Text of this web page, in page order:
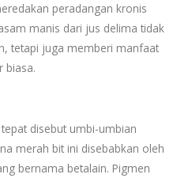
peradangan kronis
manis dari jus delima tidak
tetapi juga memberi manfaat
biasa.
disebut umbi-umbian
merah bit ini disebabkan oleh
bernama betalain. Pigmen